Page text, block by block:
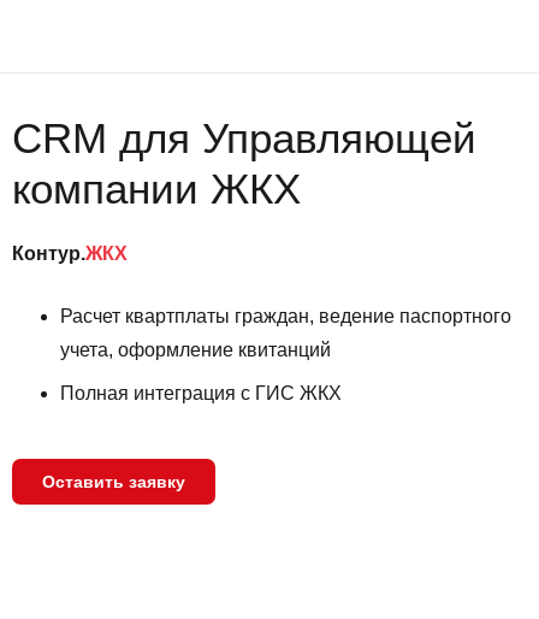
CRM для Управляющей
компании ЖКХ
Контур.ЖКХ
Расчет квартплаты граждан, ведение паспортного
учета, оформление квитанций
Полная интеграция с ГИС ЖКХ
Оставить заявку